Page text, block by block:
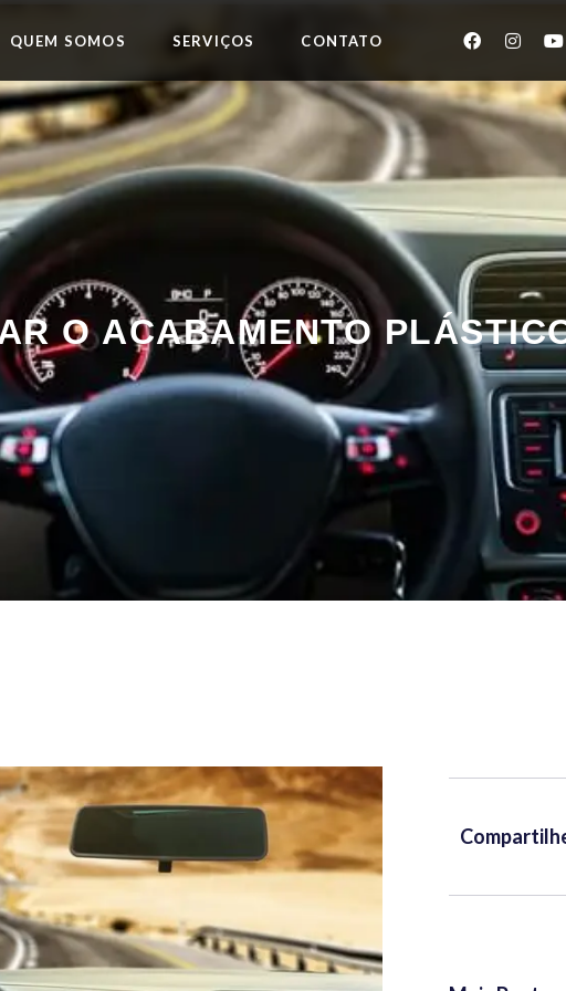
QUEM SOMOS SERVIÇOS CONTATO
O ACABAMENTO